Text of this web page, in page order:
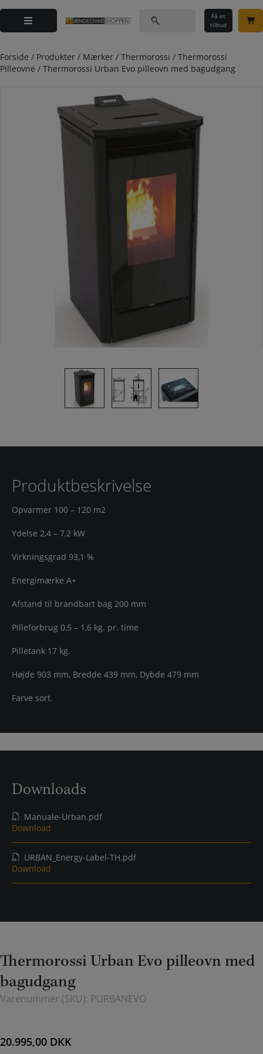
indholdet
efter:
Få et
tilbud
Forside / Produkter / Mærker / Thermorossi / Thermorossi
Pilleovne / Thermorossi Urban Evo pilleovn med bagudgang
Produktbeskrivelse
Opvarmer 100 – 120 m2
Ydelse 2,4 – 7,2 kW
Virkningsgrad 93,1 %
Energimærke A+
Afstand til brandbart bag 200 mm
Pilleforbrug 0,5 – 1,6 kg. pr. time
Pilletank 17 kg.
Højde 903 mm, Bredde 439 mm, Dybde 479 mm
Farve sort.
Downloads
Manuale-Urban.pdf
Download
URBAN_Energy-Label-TH.pdf
Download
Thermorossi Urban Evo pilleovn med
bagudgang
Varenummer (SKU): PURBANEVO
20.995,00 DKK